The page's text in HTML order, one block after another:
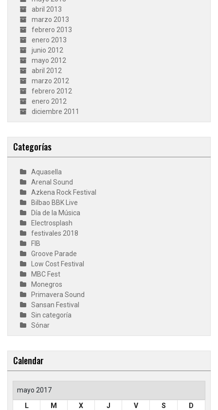
abril 2013
marzo 2013
febrero 2013
enero 2013
junio 2012
mayo 2012
abril 2012
marzo 2012
febrero 2012
enero 2012
diciembre 2011
Categorías
Aquasella
Arenal Sound
Azkena Rock Festival
Bilbao BBK Live
Día de la Música
Electrosplash
festivales 2018
FIB
Groove Parade
Low Cost Festival
MBC Fest
Monegros
Primavera Sound
Sansan Festival
Sin categoría
Sónar
Calendar
mayo 2017
L
M X J V S
D